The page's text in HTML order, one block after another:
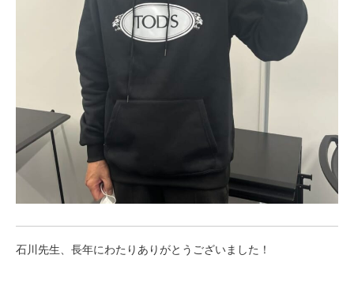
石川先生、長年にわたりありがとうございました！